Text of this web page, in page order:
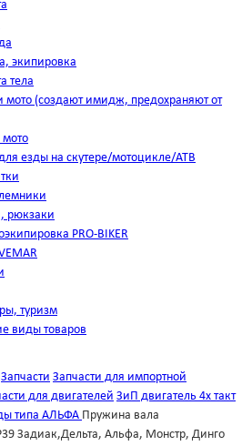
экипировка
тела
мото (создают имидж, предохраняют от
мото
езды на скутере/мотоцикле/АТВ
рюкзаки
PRO-BIKER
туризм
виды товаров
Запчасти Запчасти для импортной
для двигателей ЗиП двигатель 4х такт
типа АЛЬФА Пружина вала
Задиак,Дельта, Альфа, Монстр, Динго